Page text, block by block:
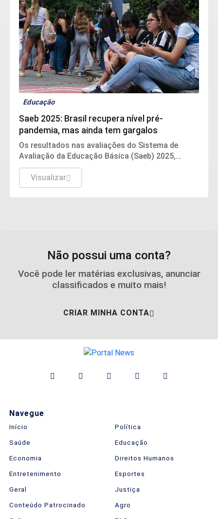
Educação
Saeb 2025: Brasil recupera nível pré-
pandemia, mas ainda tem gargalos
Os resultados nas avaliações do Sistema de
Avaliação da Educação Básica (Saeb) 2025,
divulgados nesta quarta-feira (5) pelo Ministério
da Educação (MEC), em Brasília, mostram que,
apesar da consistente melhora dos indicadores
Visualizar
Não possui uma conta?
Você pode ler matérias exclusivas, anunciar
classificados e muito mais!
CRIAR MINHA CONTA
Navegue
Início
Política
Saúde
Educação
Economia
Direitos Humanos
Entretenimento
Esportes
Geral
Justiça
Conteúdo Patrocinado
Agro